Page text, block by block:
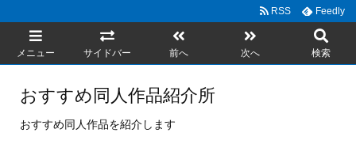
メニュー サイドバー 前へ 次へ 検索
RSS Feedly
おすすめ同人作品紹介所
おすすめ同人作品を紹介します